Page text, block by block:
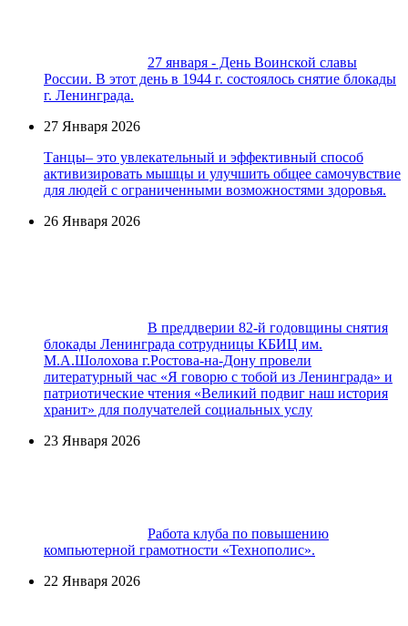
27 января - День Воинской славы
России. В этот день в 1944 г. состоялось снятие блокады
г. Ленинграда.
27 Января 2026
Танцы– это увлекательный и эффективный способ
активизировать мышцы и улучшить общее самочувствие
для людей с ограниченными возможностями здоровья.
26 Января 2026
В преддверии 82-й годовщины снятия
блокады Ленинграда сотрудницы КБИЦ им.
М.А.Шолохова г.Ростова-на-Дону провели
литературный час «Я говорю с тобой из Ленинграда» и
патриотические чтения «Великий подвиг наш история
хранит» для получателей социальных услу
23 Января 2026
Работа клуба по повышению
компьютерной грамотности «Технополис».
22 Января 2026